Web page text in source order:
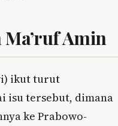
Amin
ikut turut
isu tersebut, dimana
ke Prabowo-